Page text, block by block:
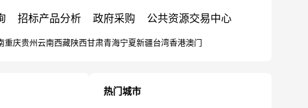
招标产品分析 政府采购 公共资源交易中心
重庆贵州 云南西藏陕西甘肃青海宁夏新疆台湾香港澳门
热门城市